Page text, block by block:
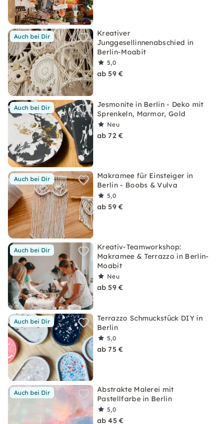
Auch bei Dir
Kreativer
Junggesellinnenabschied in
Berlin-Moabit
5,0
ab 59 €
Auch bei Dir
Jesmonite in Berlin - Deko mit
Sprenkeln, Marmor, Gold
Neu
ab 72 €
Auch bei Dir
Makramee für Einsteiger in
Berlin - Boobs & Vulva
5,0
ab 59 €
Auch bei Dir
Kreativ-Teamworkshop:
Makramee & Terrazzo in Berlin-
Moabit
Neu
ab 59 €
Auch bei Dir
Terrazzo Schmuckstück DIY in
Berlin
5,0
ab 75 €
Auch bei Dir
Abstrakte Malerei mit
Pastellfarbe in Berlin
5,0
ab 45 €